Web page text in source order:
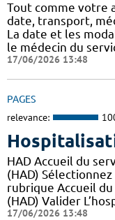
Tout comme votre
date, transport,
La date et les
le médecin du
17/06/2026 13:48
PAGES
relevance:
HAD Accueil du
(HAD)
rubrique Accueil
(HAD) Valider
17/06/2026 13:48